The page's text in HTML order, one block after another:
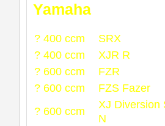
Yamaha
? 400 ccm
SRX
? 400 ccm
XJR R
? 600 ccm
FZR
? 600 ccm
FZS Fazer
? 600 ccm
XJ Diversion
N